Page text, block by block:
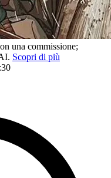
una commissione;
Scopri di più